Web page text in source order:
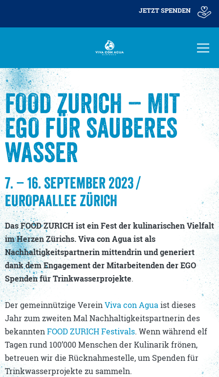
JETZT SPENDEN
FOOD ZURICH – MIT
EGO FÜR SAUBERES
WASSER
7. – 16. SEPTEMBER 2023/
EUROPAALLEEZÜRICH
Das FOOD ZURICH ist ein Fest der kulinarischen Vielfalt
im Herzen Zürichs. Viva con Agua ist als
Nachhaltigkeitspartnerin mittendrin und generiert
dank dem Engagement der Mitarbeitenden der EGO
Spenden für Trinkwasserprojekte.
Der gemeinnützige VereinViva con Aguaist dieses
Jahr zum zweiten Mal Nachhaltigkeitspartnerin des
bekanntenFOOD ZURICH Festivals. Wenn während elf
Tagen rund 100’000 Menschen der Kulinarik frönen,
betreuen wir die Rücknahmestelle, um Spenden für
Trinkwasserprojekte zu sammeln.